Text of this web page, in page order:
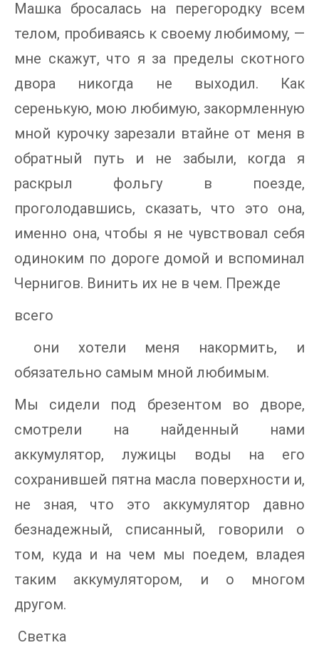
Машка бросалась на перегородку всем
телом, пробиваясь к своему любимому, —
мне скажут, что я за пределы скотного
двора никогда не выходил. Как
серенькую, мою любимую, закормленную
мной курочку зарезали втайне от меня в
обратный путь и не забыли, когда я
раскрыл фольгу в поезде,
проголодавшись, сказать, что это она,
именно она, чтобы я не чувствовал себя
одиноким по дороге домой и вспоминал
Чернигов. Винить их не в чем. Прежде
всего
они хотели меня накормить, и
обязательно самым мной любимым.
Мы сидели под брезентом во дворе,
смотрели на найденный нами
аккумулятор, лужицы воды на его
сохранившей пятна масла поверхности и,
не зная, что это аккумулятор давно
безнадежный, списанный, говорили о
том, куда и на чем мы поедем, владея
таким аккумулятором, и о многом
другом.
Светка